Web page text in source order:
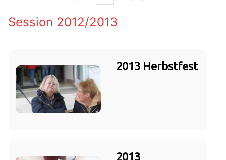
Session 2012/2013
2013 Herbstfest
2013